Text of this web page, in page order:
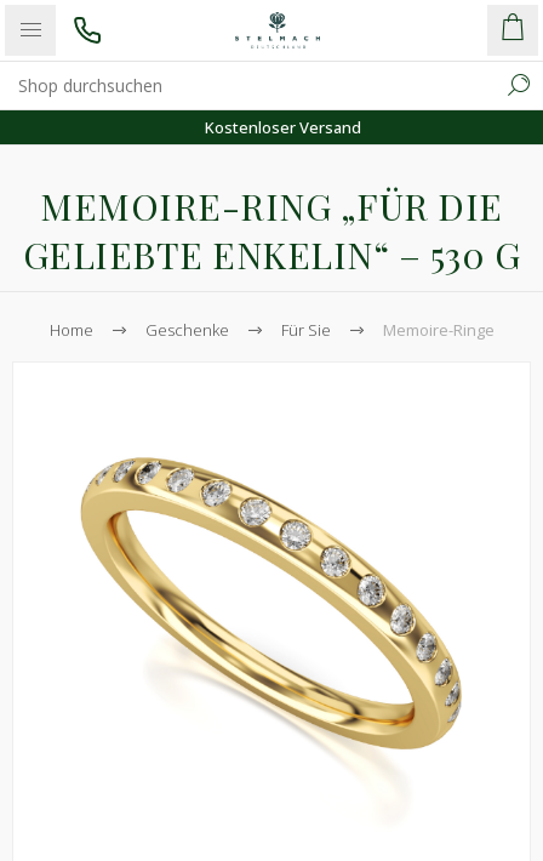
Kostenloser Versand
MEMOIRE-RING „FÜR DIE
GELIEBTE ENKELIN“ – 530 G
Home Geschenke Für Sie Memoire-Ringe